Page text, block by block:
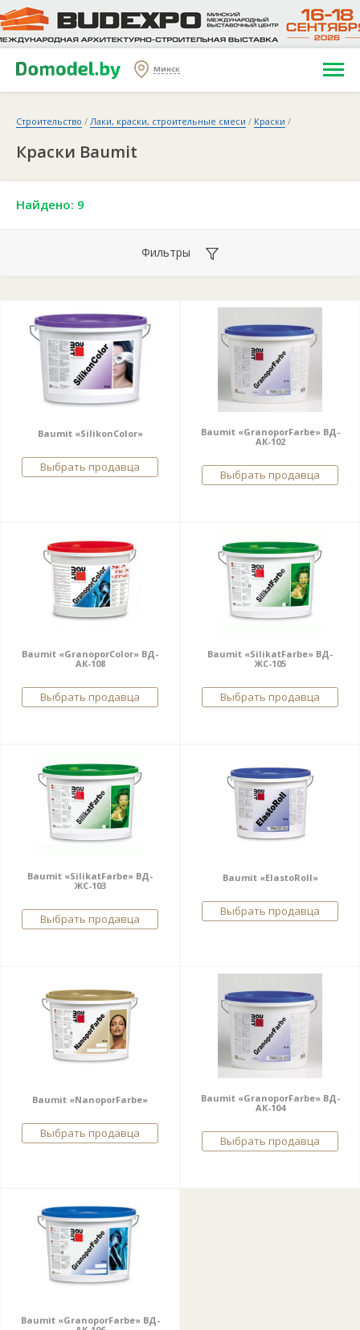
Минск
Строительство / Лаки, краски, строительные смеси / Краски /
Краски Baumit
Найдено: 9
Фильтры
Baumit «SilikonColor»
Выбрать продавца
Baumit «GranoporFarbe» ВД-
АК-102
Выбрать продавца
Baumit «GranoporColor» ВД-
АК-108
Выбрать продавца
Baumit «SilikatFarbe» ВД-
ЖС-105
Выбрать продавца
Baumit «SilikatFarbe» ВД-
ЖС-103
Выбрать продавца
Baumit «ElastoRoll»
Выбрать продавца
Baumit «NanoporFarbe»
Выбрать продавца
Baumit «GranoporFarbe» ВД-
АК-104
Выбрать продавца
Baumit «GranoporFarbe» ВД-